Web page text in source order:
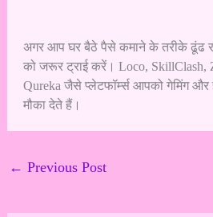
अगर आप घर बैठे पैसे कमाने के तरीके ढूंढ
को जरूर ट्राई करें। Loco, SkillClash,
Qureka जैसे प्लेटफॉर्म्स आपको गेमिंग और
मौका देते हैं।
← Previous Post